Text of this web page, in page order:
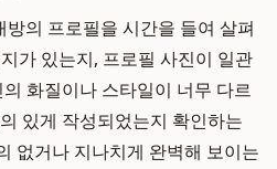
의 프로필을 시간을 들여 살펴
가 있는지, 프로필 사진이 일관
화질이나 스타일이 너무 다르
있게 작성되었는지 확인하는
없거나 지나치게 완벽해 보이는